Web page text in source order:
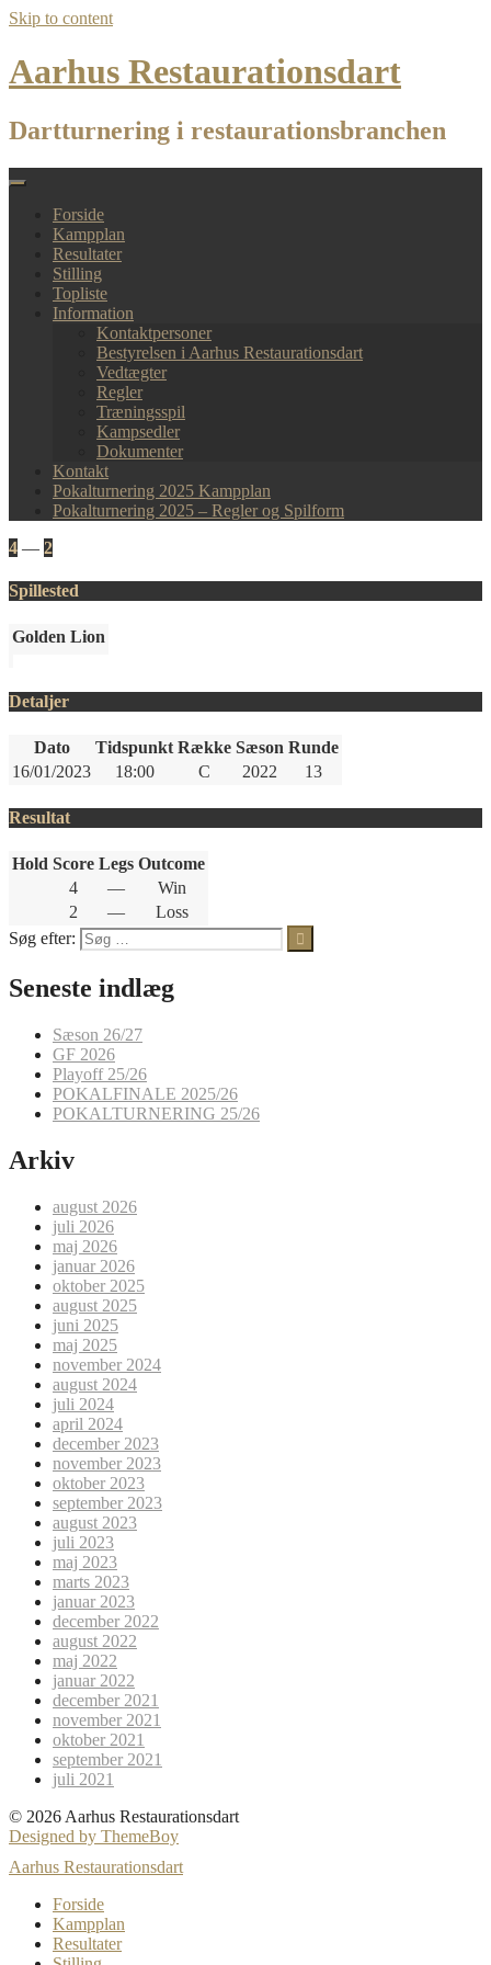
Skip to content
Aarhus Restaurationsdart
Dartturnering i restaurationsbranchen
Forside
Kampplan
Resultater
Stilling
Topliste
Information
Kontaktpersoner
Bestyrelsen i Aarhus Restaurationsdart
Vedtægter
Regler
Træningsspil
Kampsedler
Dokumenter
Kontakt
Pokalturnering 2025 Kampplan
Pokalturnering 2025 – Regler og Spilform
4 — 2
Spillested
Golden Lion
Detaljer
Dato Tidspunkt Række Sæson Runde
16/01/2023
18:00 C 2022 13
Resultat
Hold Score Legs Outcome
4
—
Win
2
—
Loss
Søg efter:
Seneste indlæg
Sæson 26/27
GF 2026
Playoff 25/26
POKALFINALE 2025/26
POKALTURNERING 25/26
Arkiv
august 2026
juli 2026
maj 2026
januar 2026
oktober 2025
august 2025
juni 2025
maj 2025
november 2024
august 2024
juli 2024
april 2024
december 2023
november 2023
oktober 2023
september 2023
august 2023
juli 2023
maj 2023
marts 2023
januar 2023
december 2022
august 2022
maj 2022
januar 2022
december 2021
november 2021
oktober 2021
september 2021
juli 2021
© 2026 Aarhus Restaurationsdart
Designed by ThemeBoy
Aarhus Restaurationsdart
Forside
Kampplan
Resultater